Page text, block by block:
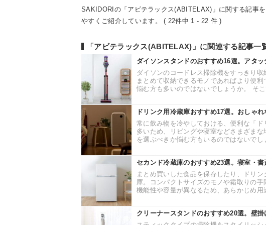
SAKIDORIの「アビテラックス(ABITELAX)」に関する記事
やすくご紹介しています。 ( 22件中 1 - 22 件 )
「アビテラックス(ABITELAX)」に関連する記事一
ダイソンスタンドのおすすめ16選。アタ
ダイソンのコードレス掃除機をすっきり
まとめて収納できるモノであればより便
悩む方も多いのではないでしょうか。 そこ
ドリンク用冷蔵庫おすすめ17選。おしゃ
常に飲み物を冷やしておける、便利な「
多いため、リビングや寝室などさまざま
を選ぶべきか悩む方もいるのではないでし
セカンド冷蔵庫のおすすめ23選。寝室・
まとめ買いした食品を保存したり、ドリ
庫。コンパクトサイズのモノや霜取りの
機能性や容量が異なるため、あらかじめ用
クリーナースタンドのおすすめ20選。壁